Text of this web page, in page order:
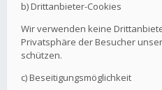
b) Drittanbieter-Cookies
Wir verwenden keine
Privatsphäre der Besucher
schützen.
c) Beseitigungsmöglichkeit